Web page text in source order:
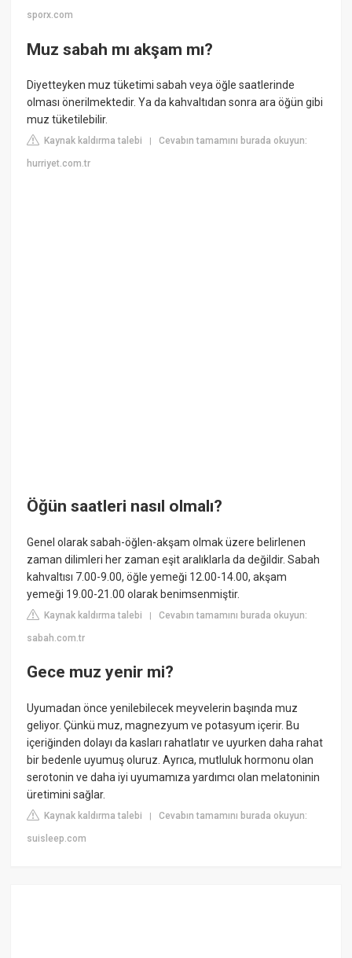
sporx.com
Muz sabah mı akşam mı?
Diyetteyken muz tüketimi sabah veya öğle saatlerinde
olması önerilmektedir. Ya da kahvaltıdan sonra ara öğün gibi
muz tüketilebilir.
Kaynak kaldırma talebi |Cevabın tamamını burada okuyun:
hurriyet.com.tr
Öğün saatleri nasıl olmalı?
Genel olarak sabah-öğlen-akşam olmak üzere belirlenen
zaman dilimleri her zaman eşit aralıklarla da değildir. Sabah
kahvaltısı 7.00-9.00, öğle yemeği 12.00-14.00, akşam
yemeği 19.00-21.00 olarak benimsenmiştir.
Kaynak kaldırma talebi |Cevabın tamamını burada okuyun:
sabah.com.tr
Gece muz yenir mi?
Uyumadan önce yenilebilecek meyvelerin başında muz
geliyor. Çünkü muz, magnezyum ve potasyum içerir. Bu
içeriğinden dolayı da kasları rahatlatır ve uyurken daha rahat
bir bedenle uyumuş oluruz. Ayrıca, mutluluk hormonu olan
serotonin ve daha iyi uyumamıza yardımcı olan melatoninin
üretimini sağlar.
Kaynak kaldırma talebi |Cevabın tamamını burada okuyun:
suisleep.com